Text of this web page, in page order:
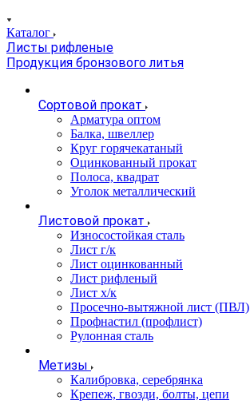
Каталог
Листы рифленые
Продукция бронзового литья
Сортовой прокат
Арматура оптом
Балка, швеллер
Круг горячекатаный
Оцинкованный прокат
Полоса, квадрат
Уголок металлический
Листовой прокат
Износостойкая сталь
Лист г/к
Лист оцинкованный
Лист рифленый
Лист х/к
Просечно-вытяжной лист (ПВЛ)
Профнастил (профлист)
Рулонная сталь
Метизы
Калибровка, серебрянка
Крепеж, гвозди, болты, цепи